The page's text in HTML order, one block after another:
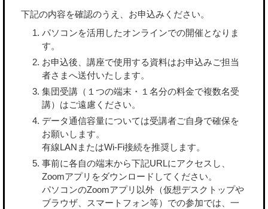
下記の内容を確認のうえ、お申込みください。
パソコンを活用したオンラインでの開催となりま
す。
お申込後、講座で使用する資料はお申込みご担当
者さまへ送付いたします。
集団受講（１つの端末・１名分の料金で複数名受
講）はご遠慮ください。
データ通信容量については受講者ご自身で確保を
お願いします。
有線LANまたはWi-Fi接続を推奨します。
事前に各自の端末から下記URLにアクセスし、
Zoomアプリをダウンロードしてください。
パソコンのZoomアプリ以外（仮想デスクトップや
ブラウザ、スマートフォン等）での参加では、一